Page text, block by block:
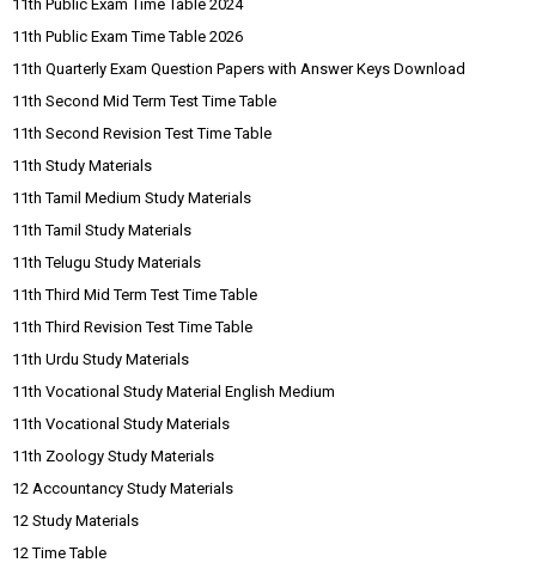
11th Public Exam Time Table 2024
11th Public Exam Time Table 2026
11th Quarterly Exam Question Papers with Answer Keys Download
11th Second Mid Term Test Time Table
11th Second Revision Test Time Table
11th Study Materials
11th Tamil Medium Study Materials
11th Tamil Study Materials
11th Telugu Study Materials
11th Third Mid Term Test Time Table
11th Third Revision Test Time Table
11th Urdu Study Materials
11th Vocational Study Material English Medium
11th Vocational Study Materials
11th Zoology Study Materials
12 Accountancy Study Materials
12 Study Materials
12 Time Table